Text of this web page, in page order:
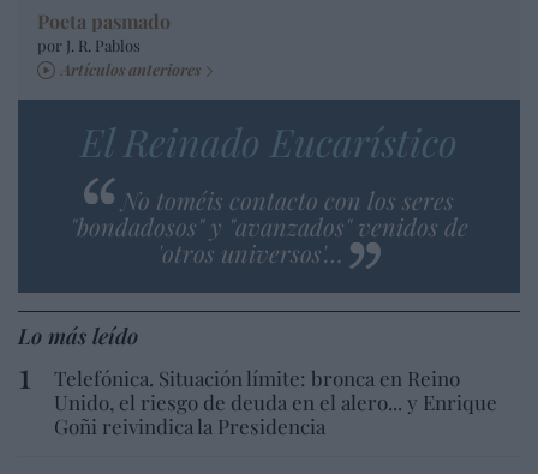
Poeta pasmado
por J. R. Pablos
Artículos anteriores
El Reinado Eucarístico
No toméis contacto con los seres
"bondadosos" y "avanzados" venidos de
'otros universos'…
Lo más leído
Telefónica. Situación límite: bronca en Reino
Unido, el riesgo de deuda en el alero... y Enrique
Goñi reivindica la Presidencia